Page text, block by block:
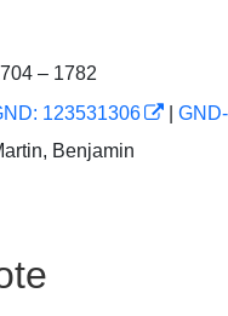
– 1782
123531306
Benjamin